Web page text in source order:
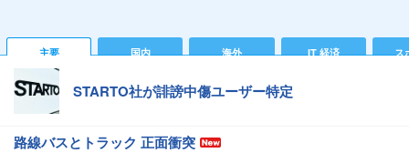
主要 国内 海外 IT 経済 ス
STARTO社が誹謗中傷ユーザー特定
路線バスとトラック 正面衝突